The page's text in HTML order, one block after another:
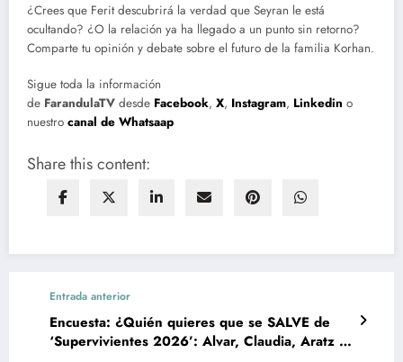
¿Crees que Ferit descubrirá la verdad que Seyran le está
ocultando? ¿O la relación ya ha llegado a un punto sin retorno?
Comparte tu opinión y debate sobre el futuro de la familia Korhan.
Sigue toda la información
de FarandulaTV desde Facebook, X, Instagram, Linkedin o
nuestro canal de Whatsaap
Share this content:
Entrada anterior
Encuesta: ¿Quién quieres que se SALVE de
‘Supervivientes 2026’: Alvar, Claudia, Aratz o